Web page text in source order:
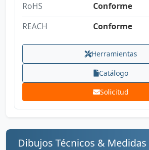
RoHS
Conforme
REACH
Conforme
Herramientas
Catálogo
Solicitud
Dibujos Técnicos & Medidas